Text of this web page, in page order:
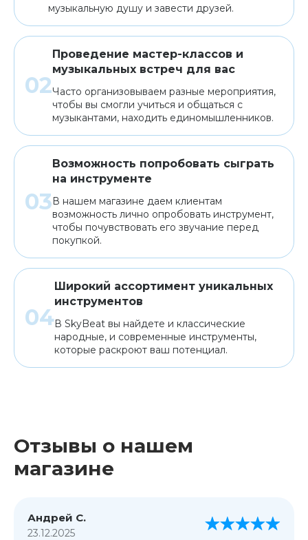
музыкальную душу и завести друзей.
Проведение мастер-классов и
музыкальных встреч для вас
Часто организовываем разные мероприятия,
чтобы вы смогли учиться и общаться с
музыкантами, находить единомышленников.
Возможность попробовать сыграть
на инструменте
В нашем магазине даем клиентам
возможность лично опробовать инструмент,
чтобы почувствовать его звучание перед
покупкой.
Широкий ассортимент уникальных
инструментов
В SkyBeat вы найдете и классические
народные, и современные инструменты,
которые раскроют ваш потенциал.
Отзывы о нашем
магазине
Андрей С.
23.12.2025